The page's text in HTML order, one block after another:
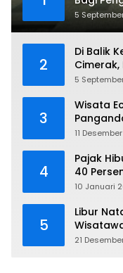
5
2
Di Balik
5
3
Wisata
11
4
Pajak
40
10 Januari
5
Libur
21